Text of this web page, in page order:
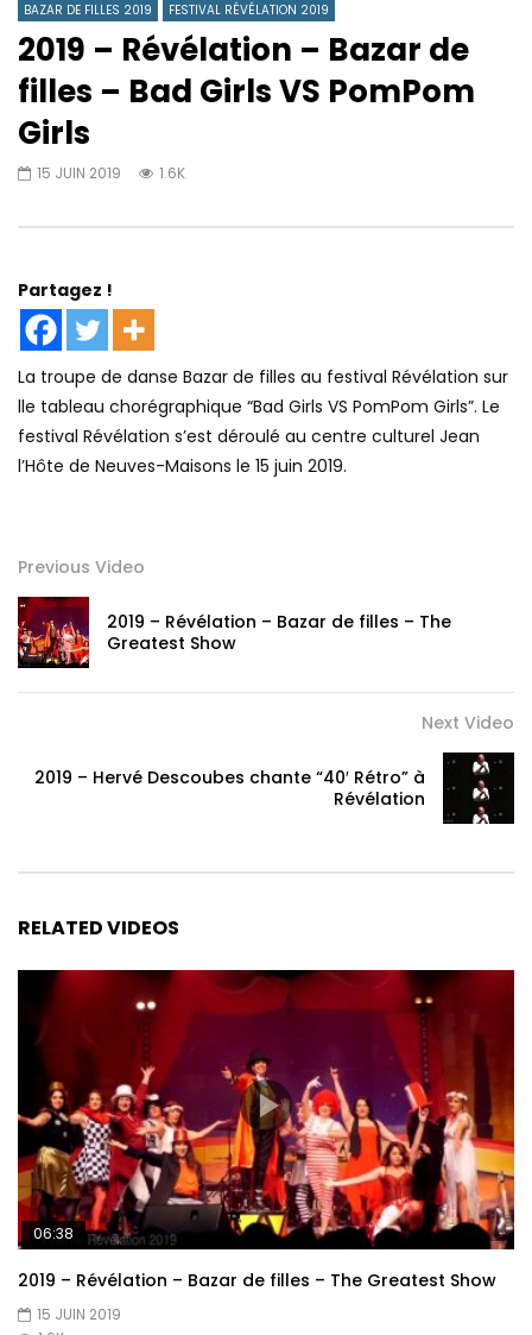
BAZAR DE FILLES 2019 FESTIVAL RÉVÉLATION 2019
2019 – Révélation – Bazar de
filles – Bad Girls VS PomPom
Girls
15 JUIN 2019 1.6K
Partagez !
La troupe de danse Bazar de filles au festival Révélation sur
lle tableau chorégraphique “Bad Girls VS PomPom Girls”. Le
festival Révélation s’est déroulé au centre culturel Jean
l’Hôte de Neuves-Maisons le 15 juin 2019.
Previous Video
2019 – Révélation – Bazar de filles – The
Greatest Show
Next Video
2019 – Hervé Descoubes chante “40′ Rétro” à
Révélation
RELATED VIDEOS
06:38
2019 – Révélation – Bazar de filles – The Greatest Show
15 JUIN 2019